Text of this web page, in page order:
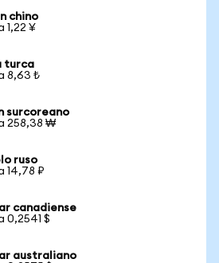
chino
1,22 ¥
turca
8,63 ₺
surcoreano
258,38 ₩
ruso
14,78 ₽
canadiense
0,2541 $
australiano